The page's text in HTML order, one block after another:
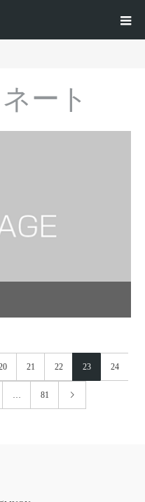
ート
21 22 23 24
… 81